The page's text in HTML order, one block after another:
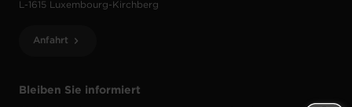
Bleiben Sie informiert
L-1615 Luxembourg-Kirchberg
Anfahrt